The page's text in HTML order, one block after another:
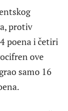
protiv
poena i četiri
ove
samo 16